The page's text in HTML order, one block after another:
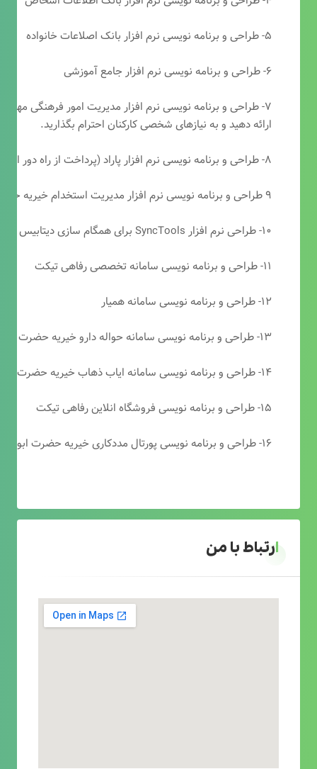
۵- طراحی و برنامه نویسی نرم افزار بانک اصلاعات خانواده
۶- طراحی و برنامه نویسی نرم افزار جامع آموزشی
۷- طراحی و برنامه نویسی نرم افزار مدیریت امور فرهنگی
ارائه دهید و به نیازهای شخصی کارکنان احترام بگذارید.
۸- طراحی و برنامه نویسی نرم افزار پاراد (پرداخت از راه دور انجمن مددکاری امام زمان(عج))
۹ طراحی و برنامه نویسی نرم افزار مدیریت استخدام خیریه حضرت ابوالفضل (ع)
۱۰- طراحی نرم افزار SyncTools برای همگام سازی دیتابیس های SQL Server
۱۱- طراحی و برنامه نویسی سامانه تخصصی رفاهی تیکت
۱۲- طراحی و برنامه نویسی سامانه همیار
۱۳- طراحی و برنامه نویسی سامانه حواله دارو خیریه حضرت ابوالفضل (ع)
۱۴- طراحی و برنامه نویسی سامانه ایاب ذهاب خیریه حضرت ابوالفضل (ع)
۱۵- طراحی و برنامه نویسی فروشگاه انلاین رفاهی تیکت
۱۶- طراحی و برنامه نویسی پورتال مددکاری خیریه حضرت ابوالفضل (ع)
ارتباط با من